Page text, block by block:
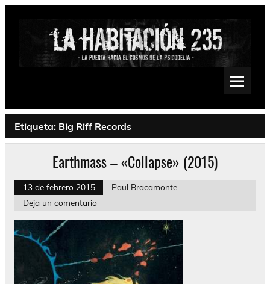
Saltar
Psychedelic, Stoner, Doom, Sludge, Fuzz, Space, Drone
Etiqueta: Big Riff Records
Earthmass – «Collapse» (2015)
13 de febrero 2015
Paul Bracamonte
Deja un comentario